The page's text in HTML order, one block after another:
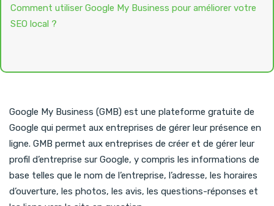
Comment utiliser Google My Business pour améliorer votre
SEO local ?
Google My Business (GMB) est une plateforme gratuite de
Google qui permet aux entreprises de gérer leur présence en
ligne. GMB permet aux entreprises de créer et de gérer leur
profil d’entreprise sur Google, y compris les informations de
base telles que le nom de l’entreprise, l’adresse, les horaires
d’ouverture, les photos, les avis, les questions-réponses et